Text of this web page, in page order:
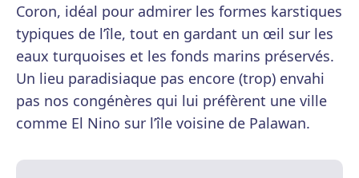
Coron, idéal pour admirer les formes karstiques
typiques de l’île, tout en gardant un œil sur les
eaux turquoises et les fonds marins préservés.
Un lieu paradisiaque pas encore (trop) envahi
pas nos congénères qui lui préfèrent une ville
comme El Nino sur l’île voisine de Palawan.